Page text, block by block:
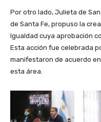
Por otro lado, Julieta de
de Santa Fe, propuso la
Igualdad cuya aprobación
Esta acción fue celebrada
manifestaron de acuerdo
esta área.